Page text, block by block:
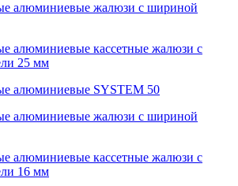
алюминиевые жалюзи с шириной
алюминиевые кассетные жалюзи с
25 мм
алюминиевые SYSTEM 50
алюминиевые жалюзи с шириной
алюминиевые кассетные жалюзи с
16 мм